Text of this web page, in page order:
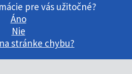
pre vás užitočné?
Áno
Nie
stránke chybu?